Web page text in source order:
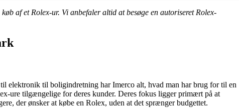
af et Rolex-ur. Vi anbefaler altid at besøge en autoriseret Rolex-
elektronik til boligindretning har Imerco alt, hvad man har brug for til en
ure tilgængelige for deres kunder. Deres fokus ligger primært på at
der ønsker at købe en Rolex, uden at det sprænger budgettet.